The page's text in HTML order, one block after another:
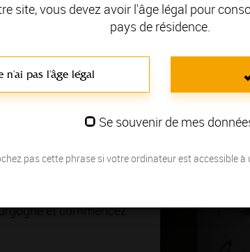
site, vous devez avoir l'âge légal pour
pays de résidence.
n'ai pas l'âge légal
Se souvenir de mes
pas cette phrase si votre ordinateur est accessible à
Célèbre pour ses
la Bourgogne offre
Vous voulez les
et commencez